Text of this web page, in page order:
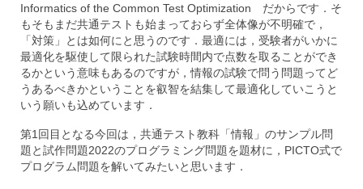
Informatics of the Common Test Optimization だからです．そ
もそもまだ共通テストも始まっておらず全体像が不明確で，
「対策」とは如何にと思うのです．最適には，受験者がいかに
最適化を駆使して限られた試験時間内で点数を取ることができ
るかという意味もあるのですが，情報の試験で問う問題ってど
うあるべきかということを叡智を結集して最適化していこうと
いう願いも込めています．
第1回目となる今回は，共通テスト教科「情報」のサンプル問
題と試作問題2022のプログラミング問題を題材に，PICTO式で
プログラム問題を解いてみたいと思います．